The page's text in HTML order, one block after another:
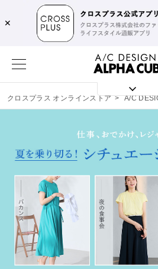
✕
クロスプラス オンラインストア > A/C